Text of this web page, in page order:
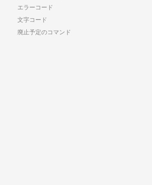
エラーコード
文字コード
廃止予定のコマンド